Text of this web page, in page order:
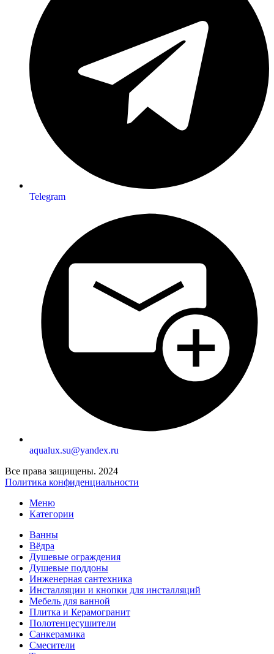
Telegram
aqualux.su@yandex.ru
Все права защищены. 2024
Политика конфиденциальности
Меню
Категории
Ванны
Вёдра
Душевые ограждения
Душевые поддоны
Инженерная сантехника
Инсталляции и кнопки для инсталляций
Мебель для ванной
Плитка и Керамогранит
Полотенцесушители
Санкерамика
Смесители